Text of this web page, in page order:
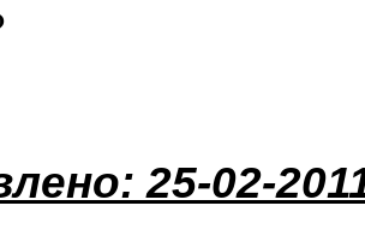
25-02-